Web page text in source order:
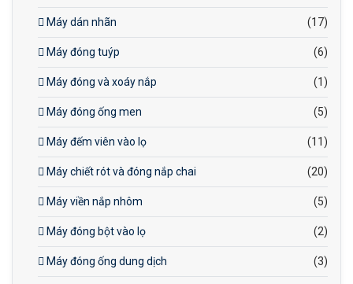
Máy dán nhãn (17)
Máy đóng tuýp (6)
Máy đóng và xoáy nắp (1)
Máy đóng ống men (5)
Máy đếm viên vào lọ (11)
Máy chiết rót và đóng nắp chai (20)
Máy viền nắp nhôm (5)
Máy đóng bột vào lọ (2)
Máy đóng ống dung dịch (3)